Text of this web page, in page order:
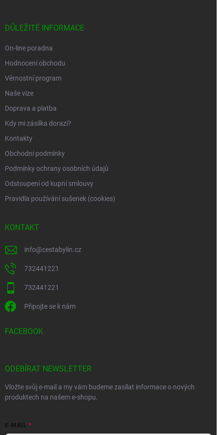
DŮLEŽITÉ INFORMACE
On-line poradna
Hodnocení obchodu
Věrnostní program
Naše vize
Doprava a platba
Kdy mi zásilka dorazí?
Kontakty
Obchodní podmínky
Podmínky ochrany osobních údajů
Odstoupení od kupní smlouvy
Pravidla používání sušenek (cookies)
KONTAKT
info@cestabylin.cz
732441221
732441221
Připojte se k nám
FACEBOOK
ODEBÍRAT NEWSLETTER
Vložte svůj e-mail a my vám budeme zasílat informace o nových
produktech na našem e-shopu.
E-MAIL